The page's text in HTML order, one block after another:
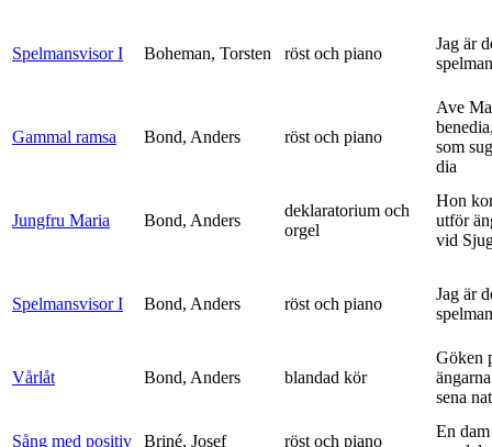
Spelmansvisor I Boheman, Torsten röst och piano
Jag är
spelman
Gammal ramsa Bond, Anders röst och piano
Ave
som
dia
Jungfru Maria Bond, Anders
deklaratorium och
orgel
Hon
utför
vid
Spelmansvisor I Bond, Anders röst och piano
Jag är
spelman
Vårlåt Bond, Anders blandad kör
Göken
sena
Sång med positiv Briné, Josef röst och piano
En